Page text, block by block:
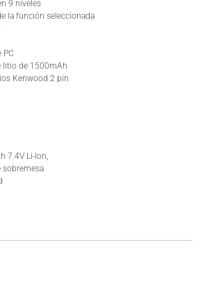
9 niveles
la función seleccionada
PC
litio de 1500mAh
Kenwood 2 pin
7.4V Li-Ion,
sobremesa